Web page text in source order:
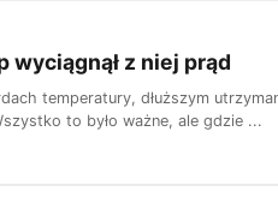
wyciągnął z niej prąd
temperatury, dłuższym
to było ważne, ale gdzie ...